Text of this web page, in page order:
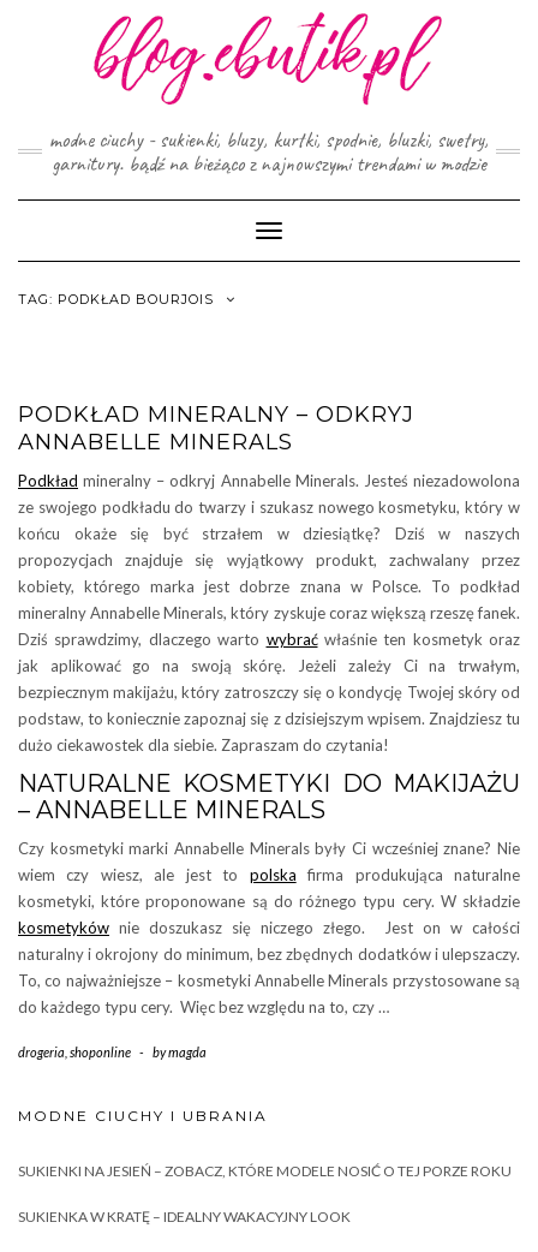
modne ciuchy - sukienki, bluzy, kurtki, spodnie, bluzki, swetry,
garnitury. bądź na bieżąco z najnowszymi trendami w modzie
Toggle
Navigation
TAG: PODKŁAD BOURJOIS
PODKŁAD MINERALNY – ODKRYJ
ANNABELLE MINERALS
Podkład mineralny – odkryj Annabelle Minerals. Jesteś niezadowolona
ze swojego podkładu do twarzy i szukasz nowego kosmetyku, który w
końcu okaże się być strzałem w dziesiątkę? Dziś w naszych
propozycjach znajduje się wyjątkowy produkt, zachwalany przez
kobiety, którego marka jest dobrze znana w Polsce. To podkład
mineralny Annabelle Minerals, który zyskuje coraz większą rzeszę fanek.
Dziś sprawdzimy, dlaczego warto wybraćwłaśnie ten kosmetyk oraz
jak aplikować go na swoją skórę. Jeżeli zależy Ci na trwałym,
bezpiecznym makijażu, który zatroszczy się o kondycję Twojej skóry od
podstaw, to koniecznie zapoznaj się z dzisiejszym wpisem. Znajdziesz tu
dużo ciekawostek dla siebie. Zapraszam do czytania!
NATURALNE KOSMETYKI DO MAKIJAŻU
– ANNABELLE MINERALS
Czy kosmetyki marki Annabelle Minerals były Ci wcześniej znane? Nie
wiem czy wiesz, ale jest to polska firma produkująca naturalne
kosmetyki, które proponowane są do różnego typu cery. W składzie
kosmetyków nie doszukasz się niczego złego. Jest on w całości
naturalny i okrojony do minimum, bez zbędnych dodatków i ulepszaczy.
To, co najważniejsze – kosmetyki Annabelle Minerals przystosowane są
do każdego typu cery. Więc bez względu na to, czy …
drogeria shoponline - bymagda
MODNE CIUCHY I UBRANIA
SUKIENKI NA JESIEŃ – ZOBACZ, KTÓRE MODELE NOSIĆ O TEJ PORZE ROKU
SUKIENKA W KRATĘ – IDEALNY WAKACYJNY LOOK